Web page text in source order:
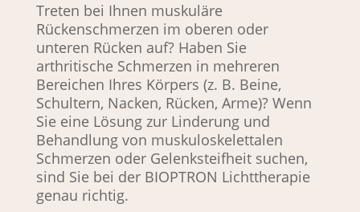
Treten bei Ihnen muskuläre
Rückenschmerzen im oberen oder
unteren Rücken auf? Haben Sie
arthritische Schmerzen in mehreren
Bereichen Ihres Körpers (z. B. Beine,
Schultern, Nacken, Rücken, Arme)? Wenn
Sie eine Lösung zur Linderung und
Behandlung von muskuloskelettalen
Schmerzen oder Gelenksteifheit suchen,
sind Sie bei der BIOPTRON Lichttherapie
genau richtig.